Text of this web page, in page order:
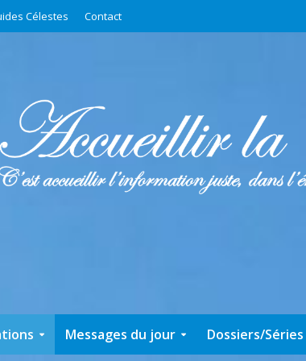
Célestes Contact
Messages du jour Dossiers/Séries